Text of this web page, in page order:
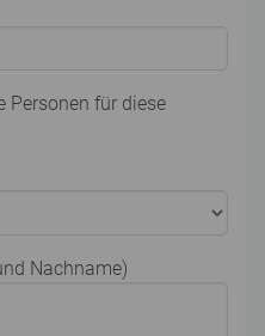
Personen für diese
Nachname)